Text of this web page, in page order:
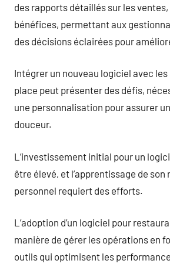
des rapports détaillés sur les
bénéfices, permettant aux
des décisions éclairées pour
Intégrer un nouveau logiciel avec les
place peut présenter des défis,
une personnalisation pour assurer
douceur.
L’investissement initial pour un
être élevé, et l’apprentissage de
personnel requiert des efforts.
L’adoption d’un logiciel pour
manière de gérer les opérations en
outils qui optimisent les